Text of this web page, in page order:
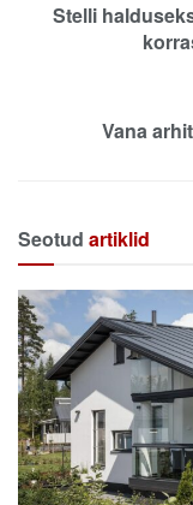
Stelli
Vana
Seotud artiklid